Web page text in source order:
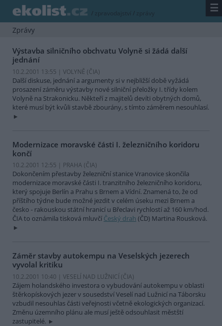
/ zpravodajství / zprávy ☰
Zprávy
Výstavba silničního obchvatu Volyně si žádá další
jednání
10.2.2001 13:55 | VOLYNĚ (ČIA)
Další diskuse, jednání a argumenty si v nejbližší době vyžádá
prosazení záměru výstavby nové silniční přeložky I. třídy kolem
Volyně na Strakonicku. Někteří z majitelů devíti obytných domů,
které musí být kvůli stavbě zbourány, s tímto záměrem nesouhlasí.
Modernizace moravské části I. železničního koridoru
končí
10.2.2001 12:55 | PRAHA (ČIA)
Dokončením přestavby železniční stanice Vranovice skončila
modernizace moravské části I. tranzitního železničního koridoru,
který spojuje Berlín a Prahu s Brnem a Vídní. Znamená to, že od
příštího týdne bude možné jezdit v celém úseku mezi Brnem a
česko - rakouskou státní hranicí u Břeclavi rychlostí až 160 km/hod.
ČIA to oznámila tisková mluvčí Český drah (ČD) Martina Rousková.
Záměr stavby autokempu na Veselských jezerech
vyvolal kritiku
10.2.2001 10:40 | VESELÍ NAD LUŽNICÍ (ČIA)
Zájem holandského investora o vybudování autokempu v oblasti
štěrkopískových jezer v sousedství Veselí nad Lužnicí na Táborsku
vzbudil nesouhlas části veřejnosti včetně ekologických organizací.
Změnu územního plánu ale musí ještě odsouhlasit městští
zastupitelé.